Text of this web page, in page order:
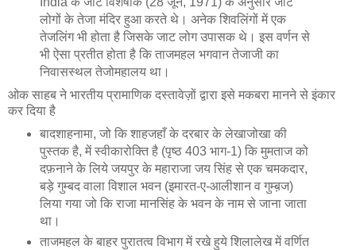
लोगों के तेजा मंदिर हुआ करते थे। अनेक शिवलिंगों में एक
तेजलिंग भी होता है जिसके जाट लोग उपासक थे। इस वर्णन से
भी ऐसा प्रतीत होता है कि ताजमहल भगवान तेजाजी का
निवासस्थल तेजोमहालय था।
ओक साहब ने भारतीय प्रामाणिक दस्तावेज़ों द्वारा इसे मकबरा मानने से इंकार
कर दिया है
बादशाहनामा, जो कि शाहजहाँ के दरबार के लेखाजोखा की
पुस्तक है, में स्वीकारोक्ति है (पृष्ठ 403 भाग-1) कि मुमताज को
दफ़नाने के लिये जयपुर के महाराजा जय सिंह से एक चमकदार,
बड़े गुम्बद वाला विशाल भवन (इमारत-ए-आलीशान व गुम्ब़ज)
लिया गया जो कि राजा मानसिंह के भवन के नाम से जाना जाता
था।
ताजमहल के बाहर पुरातत्व विभाग में रखे हुये शिलालेख में वर्णित